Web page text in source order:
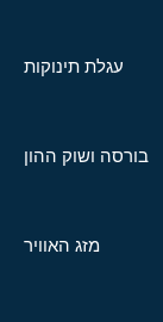
עגלת תינוקות
בורסה ושוק ההון
מזג האוויר